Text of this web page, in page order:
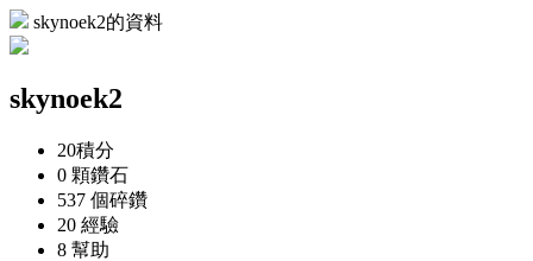
skynoek2的資料
skynoek2
20積分
0 顆鑽石
537 個碎鑽
20 經驗
8 幫助